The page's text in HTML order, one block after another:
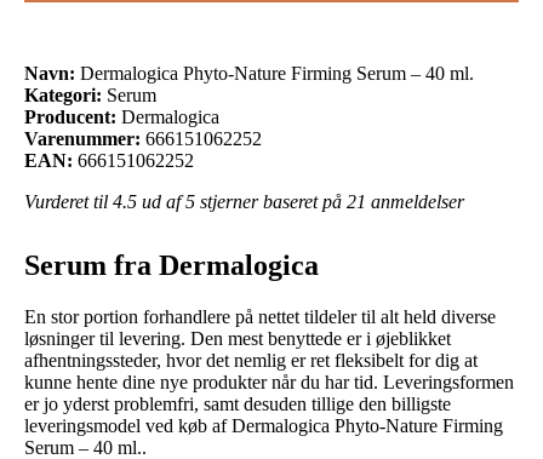
Navn: Dermalogica Phyto-Nature Firming Serum – 40 ml.
Kategori: Serum
Producent: Dermalogica
Varenummer: 666151062252
EAN: 666151062252
Vurderet til 4.5 ud af 5 stjerner baseret på 21 anmeldelser
Serum fra Dermalogica
En stor portion forhandlere på nettet tildeler til alt held diverse
løsninger til levering. Den mest benyttede er i øjeblikket
afhentningssteder, hvor det nemlig er ret fleksibelt for dig at
kunne hente dine nye produkter når du har tid. Leveringsformen
er jo yderst problemfri, samt desuden tillige den billigste
leveringsmodel ved køb af Dermalogica Phyto-Nature Firming
Serum – 40 ml..